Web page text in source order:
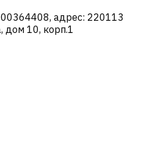
адрес: 220113
дом 10, корп.1